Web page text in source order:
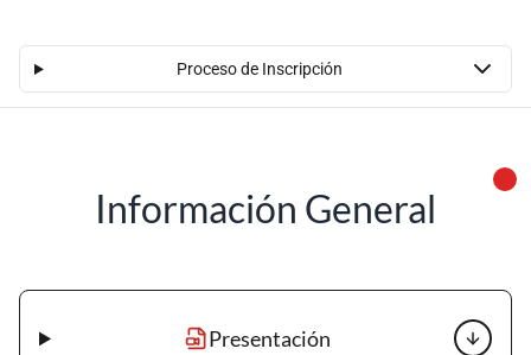
Proceso de Inscripción
Información General
Presentación